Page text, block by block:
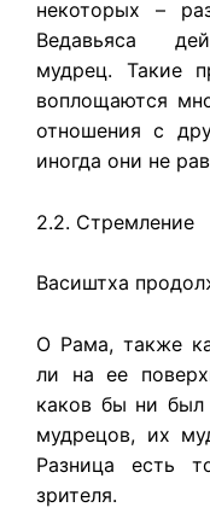
некоторых –
Ведавьяса
мудрец. Такие
воплощаются
отношения с
иногда они не
2.2. Стремление
Васиштха
О Рама, также
ли на ее
каков бы ни
мудрецов, их
Разница есть
зрителя.